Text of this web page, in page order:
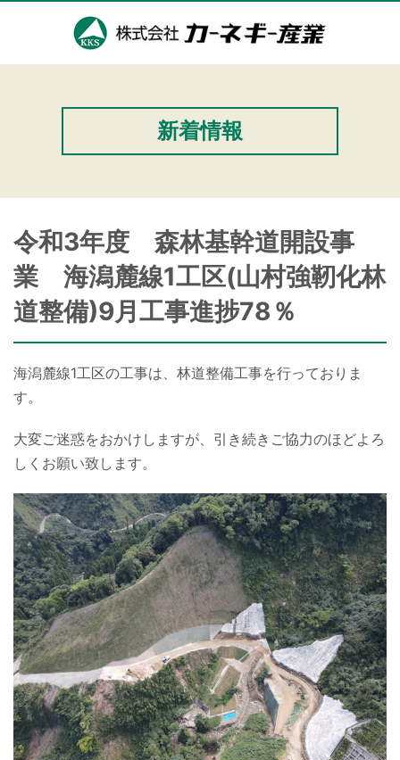
新着情報
令和3年度 森林基幹道開設事
業 海潟麓線1工区(山村強靭化林
道整備)9月工事進捗78％
海潟麓線1工区の工事は、林道整備工事を行っておりま
す。
大変ご迷惑をおかけしますが、引き続きご協力のほどよろ
しくお願い致します。